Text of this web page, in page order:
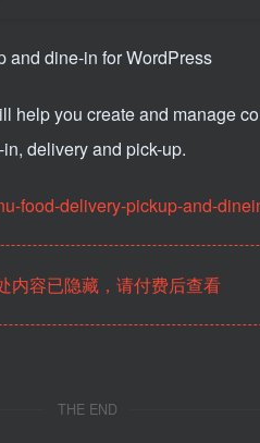
help you create and manage
delivery and pick-up.
food-delivery-pickup-and-
内容已隐藏，请付费后查看
THE END